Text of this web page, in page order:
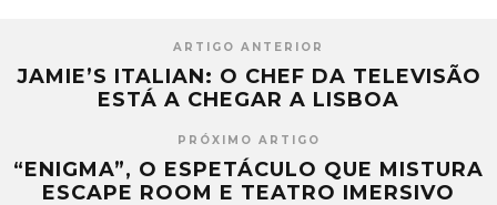
ARTIGO ANTERIOR
JAMIE’S ITALIAN: O CHEF DA TELEVISÃO
ESTÁ A CHEGAR A LISBOA
PRÓXIMO ARTIGO
“ENIGMA”, O ESPETÁCULO QUE MISTURA
ESCAPE ROOM E TEATRO IMERSIVO